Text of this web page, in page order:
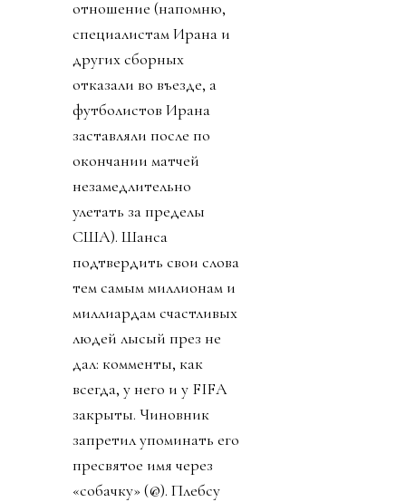
отношение (напомню,
специалистам Ирана и
других сборных
отказали во въезде, а
футболистов Ирана
заставляли после по
окончании матчей
незамедлительно
улетать за пределы
США). Шанса
подтвердить свои слова
тем самым миллионам и
миллиардам счастливых
людей лысый през не
дал: комменты, как
всегда, у него и у FIFA
закрыты. Чиновник
запретил упоминать его
пресвятое имя через
«собачку» (@). Плебсу